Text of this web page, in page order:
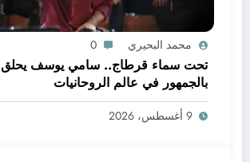
محمد البحيري 0
تحت سماء قرطاج.. سامي يوسف يحلق
بالجمهور في عالم الروحانيات
9 أغسطس، 2026